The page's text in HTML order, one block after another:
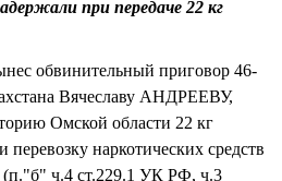
при передаче 22 кг
обвинительный приговор 46-
Вячеславу АНДРЕЕВУ,
Омской области 22 кг
перевозку наркотических средств
(п."б" ч.4 ст.229.1 УК РФ, ч.3